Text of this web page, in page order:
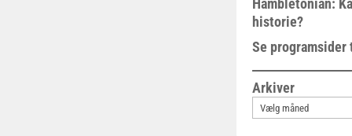
Hambletonian:
historie?
Se
Arkiver